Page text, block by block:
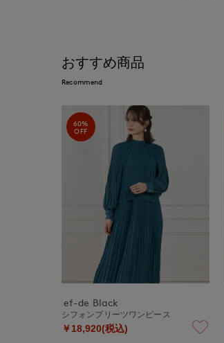
おすすめ商品
Recommend
60%
OFF
ef-de Black
シフォンプリーツワンピース
￥18,920(税込)